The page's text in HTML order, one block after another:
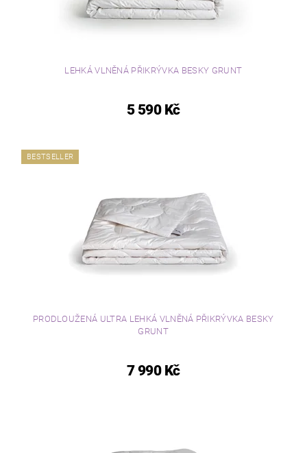
LEHKÁ VLNĚNÁ PŘIKRÝVKA BESKY GRUNT
5 590 Kč
BESTSELLER
PRODLOUŽENÁ ULTRA LEHKÁ VLNĚNÁ PŘIKRÝVKA BESKY
GRUNT
7 990 Kč